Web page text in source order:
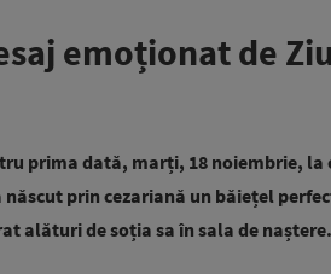
emoționat de
prima dată, marți, 18 noiembrie, la
născut prin cezariană un băiețel
alături de soția sa în sala de naștere.